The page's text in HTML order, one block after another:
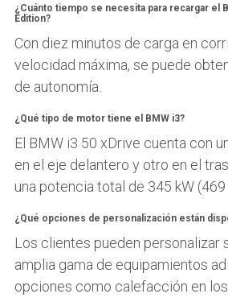
¿Cuánto tiempo se necesita para recargar el
Edition?
Con diez minutos de carga en
velocidad máxima, se puede
de autonomía.
¿Qué tipo de motor tiene el BMW i3?
El BMW i3 50 xDrive cuenta con
en el eje delantero y otro en el
una potencia total de 345 kW (469
¿Qué opciones de personalización están
Los clientes pueden personalizar
amplia gama de equipamientos
opciones como calefacción en